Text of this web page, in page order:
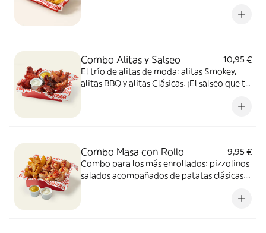
Combo Alitas y Salseo
10,95 €
El trío de alitas de moda: alitas Smokey,
alitas BBQ y alitas Clásicas. ¡El salseo que tu
Combo Masa con Rollo
9,95 €
Combo para los más enrollados: pizzolinos
salados acompañados de patatas clásicas.